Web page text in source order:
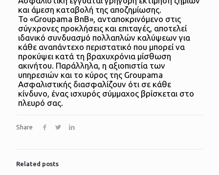
και άμεση καταβολή της αποζημίωσης.
Το «Groupama BnB», ανταποκρινόμενο στις
σύγχρονες προκλήσεις και επιταγές, αποτελεί
ιδανικό συνδυασμό πολλαπλών καλύψεων για
κάθε αναπάντεχο περιστατικό που μπορεί να
προκύψει κατά τη βραχυχρόνια μίσθωση
ακινήτου. Παράλληλα, η αξιοπιστία των
υπηρεσιών και το κύρος της Groupama
Ασφαλιστικής διασφαλίζουν ότι σε κάθε
κίνδυνο, ένας ισχυρός σύμμαχος βρίσκεται στο
πλευρό σας.
Share
Related posts